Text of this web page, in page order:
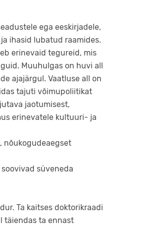
ega eeskirjadele,
ihasid lubatud raamides.
erinevaid tegureid, mis
Muuhulgas on huvi all
ajajärgul. Vaatluse all on
tajuti võimupoliitikat
jaotumisest,
erinevatele kultuuri- ja
nõukogudeaegset
süveneda
Ta kaitses doktorikraadi
täiendas ta ennast